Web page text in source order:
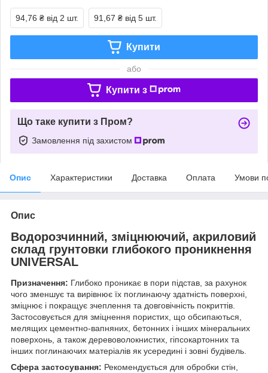
94,76 ₴ від 2 шт. 91,67 ₴ від 5 шт.
Купити
або
Купити з
Що таке купити з Пром?
Замовлення під захистом
Опис Характеристики Доставка Оплата Умови
Опис
Водорозчинний, зміцнюючий, акриловий
склад грунтовки глибокого проникнення
UNIVERSAL
Призначення: Глибоко проникає в пори підстав, за рахунок
чого зменшує та вирівнює їх поглинаючу здатність поверхні,
зміцнює і покращує зчеплення та довговічність покриттів.
Застосовується для зміцнення пористих, що обсипаються,
мелящих цементно-вапняних, бетонних і інших мінеральних
поверхонь, а також деревоволокнистих, гіпсокартонних та
інших поглинаючих матеріалів як усередині і зовні будівель.
Сфера застосування: Рекомендується для обробки стін,